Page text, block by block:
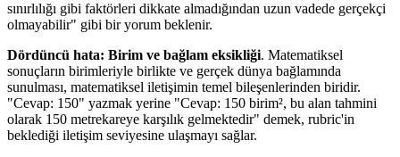
sınırlılığı gibi faktörleri dikkate almadığından uzun vadede gerçekçi
olmayabilir" gibi bir yorum beklenir.
Dördüncü hata: Birim ve bağlam eksikliği. Matematiksel
sonuçların birimleriyle birlikte ve gerçek dünya bağlamında
sunulması, matematiksel iletişimin temel bileşenlerinden biridir.
"Cevap: 150" yazmak yerine "Cevap: 150 birim², bu alan tahmini
olarak 150 metrekareye karşılık gelmektedir" demek, rubric'in
beklediği iletişim seviyesine ulaşmayı sağlar.